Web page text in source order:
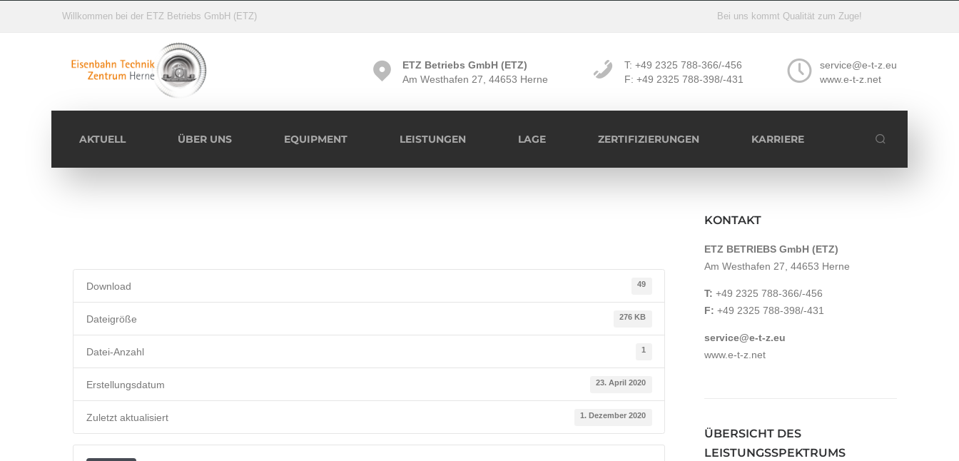
Willkommen bei der ETZ Betriebs GmbH (ETZ) Bei uns kommt Qualität zum Zuge!
ETZ Betriebs GmbH (ETZ)
Am Westhafen 27, 44653 Herne
T: +49 2325 788-366/-456
F: +49 2325 788-398/-431
service@e-t-z.eu
www.e-t-z.net
AKTUELL ÜBER UNS EQUIPMENT LEISTUNGEN LAGE ZERTIFIZIERUNGEN KARRIERE
Download 49
Dateigröße 276 KB
Datei-Anzahl 1
Erstellungsdatum 23. April 2020
Zuletzt aktualisiert 1. Dezember 2020
KONTAKT
ETZ BETRIEBS GmbH (ETZ)
Am Westhafen 27, 44653 Herne
T: +49 2325 788-366/-456
F: +49 2325 788-398/-431
service@e-t-z.eu
www.e-t-z.net
ÜBERSICHT DES
LEISTUNGSSPEKTRUMS